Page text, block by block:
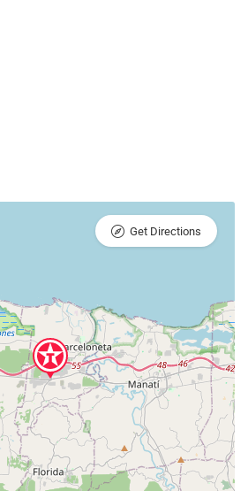
Get Directions